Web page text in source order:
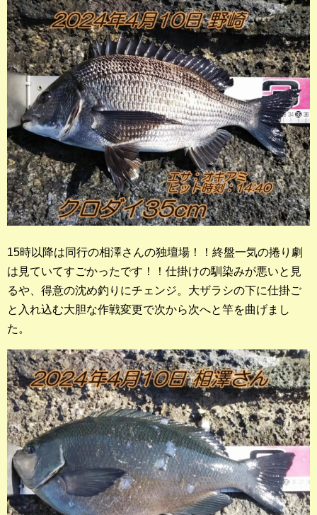
15時以降は同行の相澤さんの独壇場！！終盤一気の捲り劇
は見ていてすごかったです！！仕掛けの馴染みが悪いと見
るや、得意の沈め釣りにチェンジ。大ザラシの下に仕掛ご
と入れ込む大胆な作戦変更で次から次へと竿を曲げまし
た。